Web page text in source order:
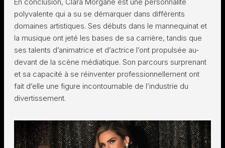
polyvalente qui a su se démarquer dans différents
domaines artistiques. Ses débuts dans le mannequinat et
la musique ont jeté les bases de sa carrière, tandis que
ses talents d’animatrice et d’actrice l’ont propulsée au-
devant de la scène médiatique. Son parcours surprenant
et sa capacité à se réinventer professionnellement ont
fait d’elle une figure incontournable de l’industrie du
divertissement.